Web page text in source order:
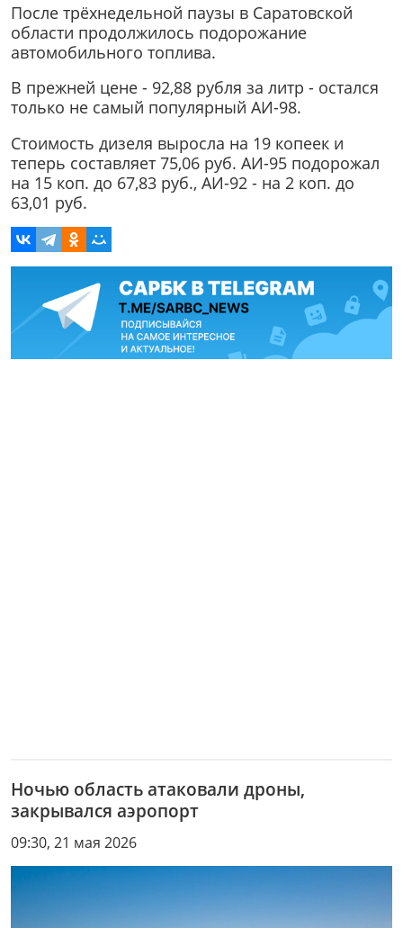
После трёхнедельной паузы в Саратовской
области продолжилось подорожание
автомобильного топлива.
В прежней цене - 92,88 рубля за литр - остался
только не самый популярный АИ-98.
Стоимость дизеля выросла на 19 копеек и
теперь составляет 75,06 руб. АИ-95 подорожал
на 15 коп. до 67,83 руб., АИ-92 - на 2 коп. до
63,01 руб.
Ночью область атаковали дроны,
закрывался аэропорт
09:30, 21 мая 2026